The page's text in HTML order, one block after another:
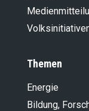
Themen
Energie
Bildung,